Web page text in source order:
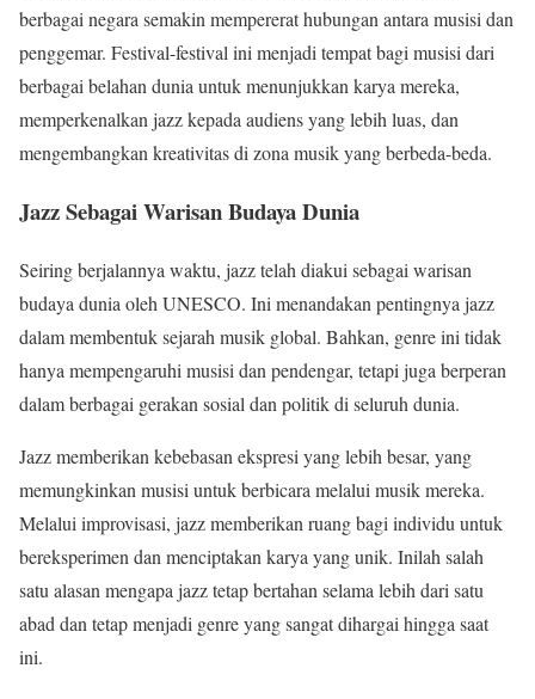
berbagai negara semakin mempererat hubungan antara musisi dan
penggemar. Festival-festival ini menjadi tempat bagi musisi dari
berbagai belahan dunia untuk menunjukkan karya mereka,
memperkenalkan jazz kepada audiens yang lebih luas, dan
mengembangkan kreativitas di zona musik yang berbeda-beda.
Jazz Sebagai Warisan Budaya Dunia
Seiring berjalannya waktu, jazz telah diakui sebagai warisan
budaya dunia oleh UNESCO. Ini menandakan pentingnya jazz
dalam membentuk sejarah musik global. Bahkan, genre ini tidak
hanya mempengaruhi musisi dan pendengar, tetapi juga berperan
dalam berbagai gerakan sosial dan politik di seluruh dunia.
Jazz memberikan kebebasan ekspresi yang lebih besar, yang
memungkinkan musisi untuk berbicara melalui musik mereka.
Melalui improvisasi, jazz memberikan ruang bagi individu untuk
bereksperimen dan menciptakan karya yang unik. Inilah salah
satu alasan mengapa jazz tetap bertahan selama lebih dari satu
abad dan tetap menjadi genre yang sangat dihargai hingga saat
ini.